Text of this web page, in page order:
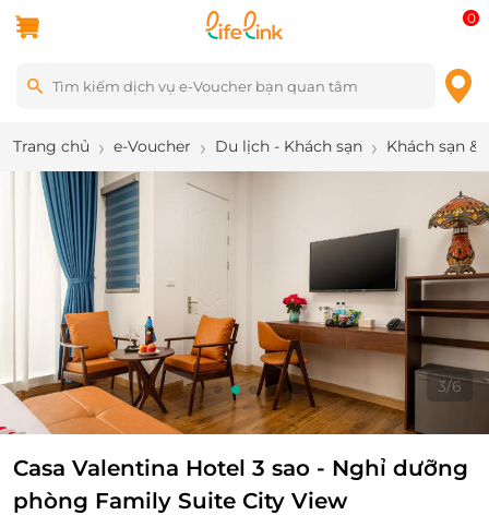
0
Trang chủ e-Voucher Du lịch - Khách sạn Khách sạn &
3/6
Casa Valentina Hotel 3 sao - Nghỉ dưỡng
phòng Family Suite City View